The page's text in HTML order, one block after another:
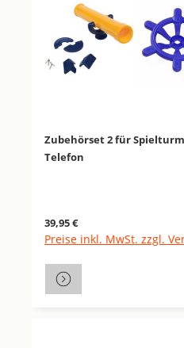
Zubehörset 2 für
Telefon
Regulärer Preis:
39,95 €
Preise inkl. MwSt. zzgl.